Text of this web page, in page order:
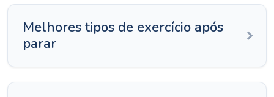
Melhores tipos de exercício após
parar